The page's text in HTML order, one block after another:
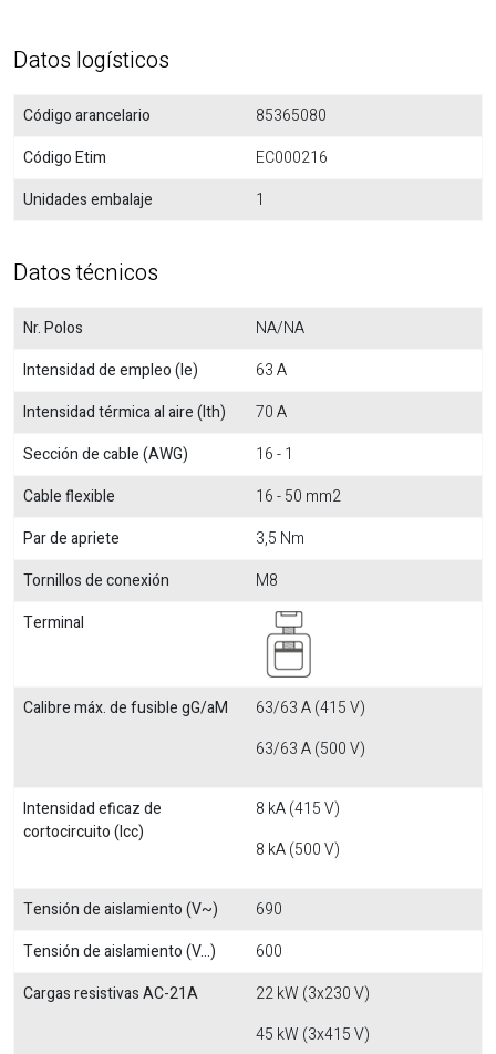
Datos logísticos
Código arancelario
85365080
Código Etim
EC000216
Unidades embalaje
1
Datos técnicos
Nr. Polos
NA/NA
Intensidad de empleo (Ie)
63 A
Intensidad térmica al aire (Ith)
70 A
Sección de cable (AWG)
16 - 1
Cable flexible
16 - 50 mm2
Par de apriete
3,5 Nm
Tornillos de conexión
M8
Terminal
Calibre máx. de fusible gG/aM
63/63 A (415 V)
63/63 A (500 V)
Intensidad eficaz de
cortocircuito (Icc)
8 kA (415 V)
8 kA (500 V)
Tensión de aislamiento (V~)
690
Tensión de aislamiento (V...)
600
Cargas resistivas AC-21A
22 kW (3x230 V)
45 kW (3x415 V)